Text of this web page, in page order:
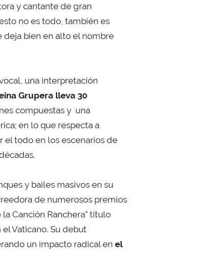
y cantante de gran
no es todo, también es
deja bien en alto el nombre
una interpretación
Grupera lleva 30
compuestas y ​ una
en lo que respecta a
el todo en los escenarios de
y bailes masivos en su
de numerosos premios
Canción Ranchera” título
Vaticano. Su debut
un impacto radical en el